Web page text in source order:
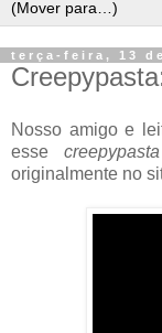
terça-feira, 13
Nosso amigo e
esse creepypasta
originalmente no